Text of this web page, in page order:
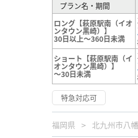
プラン名・期間
ロング【萩原駅南（イオ
ンタウン黒崎）】
30日以上～360日未満
ショート【萩原駅南（イ
オンタウン黒崎）】
～30日未満
特急対応可
福岡県 北九州市八